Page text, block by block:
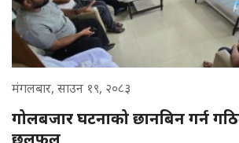
मंगलबार, साउन १९, २०८३
गोलबजार घटनाको छानबिन गर्न